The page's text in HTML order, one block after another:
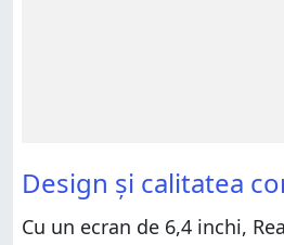
Design și calitatea
Cu un ecran de 6,4 inchi,